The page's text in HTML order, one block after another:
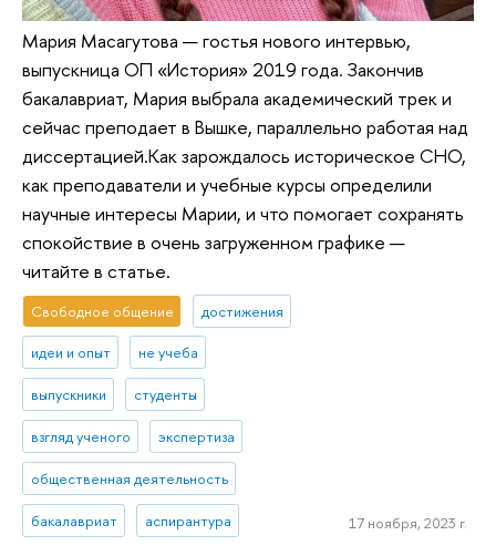
Мария Масагутова — гостья нового интервью,
выпускница ОП «История» 2019 года. Закончив
бакалавриат, Мария выбрала академический трек и
сейчас преподает в Вышке, параллельно работая над
диссертацией.Как зарождалось историческое СНО,
как преподаватели и учебные курсы определили
научные интересы Марии, и что помогает сохранять
спокойствие в очень загруженном графике —
читайте в статье.
Свободное общение достижения
идеи и опыт не учеба
выпускники студенты
взгляд ученого экспертиза
общественная деятельность
бакалавриат аспирантура 17 ноября, 2023 г.